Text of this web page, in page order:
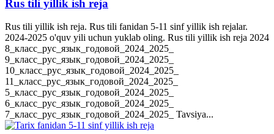
Rus tili yillik ish reja
Rus tili yillik ish reja. Rus tili fanidan 5-11 sinf yillik ish rejalar.
2024-2025 o'quv yili uchun yuklab oling. Rus tili yillik ish reja 2024
8_класс_рус_язык_годовой_2024_2025_
9_класс_рус_язык_годовой_2024_2025_
10_класс_рус_язык_годовой_2024_2025_
11_класс_рус_язык_годовой_2024_2025_
5_класс_рус_язык_годовой_2024_2025_
6_класс_рус_язык_годовой_2024_2025_
7_класс_рус_язык_годовой_2024_2025_ Tavsiya...